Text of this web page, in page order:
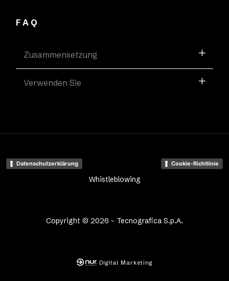
FAQ
Zusammensetzung
Verwenden Sie
Copyright © 2026 - Tecnografica S.p.A.
Datenschutzerklärung Cookie-Richtlinie
Whistleblowing
Digital Marketing